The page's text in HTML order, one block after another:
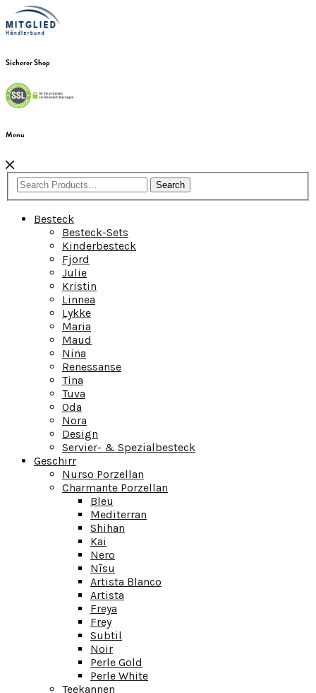
Sicherer Shop
Menu
Search
Besteck
Besteck-Sets
Kinderbesteck
Fjord
Julie
Kristin
Linnea
Lykke
Maria
Maud
Nina
Renessanse
Tina
Tuva
Oda
Nora
Design
Servier- & Spezialbesteck
Geschirr
Nurso Porzellan
Charmante Porzellan
Bleu
Mediterran
Shihan
Kai
Nero
Nīsu
Artista Blanco
Artista
Freya
Frey
Subtil
Noir
Perle Gold
Perle White
Teekannen